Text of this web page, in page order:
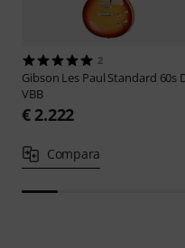
2
Gibson Les Paul Standard 60s
VBB
€ 2.222
Compara